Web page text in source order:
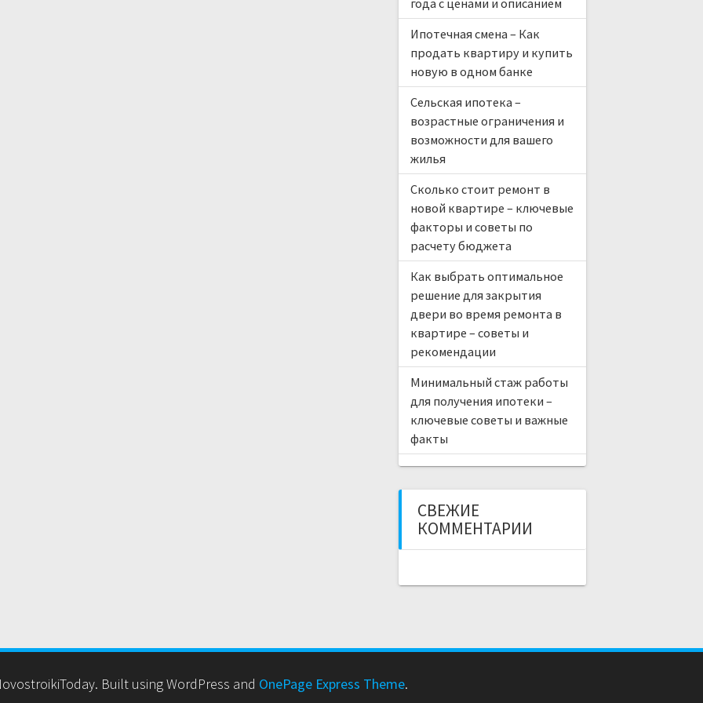
Ипотечная смена – Как
продать квартиру и купить
новую в одном банке
Сельская ипотека –
возрастные ограничения и
возможности для вашего
жилья
Сколько стоит ремонт в
новой квартире – ключевые
факторы и советы по
расчету бюджета
Как выбрать оптимальное
решение для закрытия
двери во время ремонта в
квартире – советы и
рекомендации
Минимальный стаж работы
для получения ипотеки –
ключевые советы и важные
факты
СВЕЖИЕ
КОММЕНТАРИИ
Built using WordPress and OnePage Express Theme.